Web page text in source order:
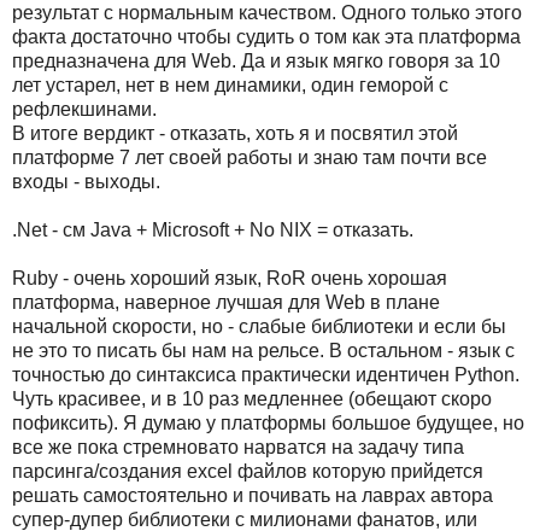
результат с нормальным качеством. Одного только этого
факта достаточно чтобы судить о том как эта платформа
предназначена для Web. Да и язык мягко говоря за 10
лет устарел, нет в нем динамики, один геморой с
рефлекшинами.
В итоге вердикт - отказать, хоть я и посвятил этой
платформе 7 лет своей работы и знаю там почти все
входы - выходы.
.Net - см Java + Microsoft + No NIX = отказать.
Ruby - очень хороший язык, RoR очень хорошая
платформа, наверное лучшая для Web в плане
начальной скорости, но - слабые библиотеки и если бы
не это то писать бы нам на рельсе. В остальном - язык с
точностью до синтаксиса практически идентичен Python.
Чуть красивее, и в 10 раз медленнее (обещают скоро
пофиксить). Я думаю у платформы большое будущее, но
все же пока стремновато нарватся на задачу типа
парсинга/создания excel файлов которую прийдется
решать самостоятельно и почивать на лаврах автора
супер-дупер библиотеки с милионами фанатов, или